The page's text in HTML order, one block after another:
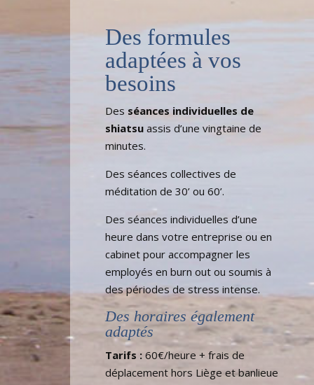
Des formules
adaptées à vos
besoins
Des séances individuelles de
shiatsu assis d’une vingtaine de
minutes.
Des séances collectives de
méditation de 30’ ou 60’.
Des séances individuelles d’une
heure dans votre entreprise ou en
cabinet pour accompagner les
employés en burn out ou soumis à
des périodes de stress intense.
Des horaires également
adaptés
Tarifs : 60€/heure + frais de
déplacement hors Liège et banlieue